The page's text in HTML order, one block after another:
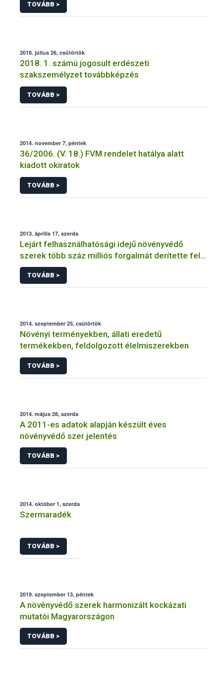
TOVÁBB >
2018. július 26, csütörtök
2018. 1. számú jogosult erdészeti
szakszemélyzet továbbképzés
TOVÁBB >
2014. november 7, péntek
36/2006. (V. 18.) FVM rendelet hatálya alatt
kiadott okiratok
TOVÁBB >
2013. április 17, szerda
Lejárt felhasználhatósági idejű növényvédő
szerek több száz milliós forgalmát derítette fel a
NÉBIH
TOVÁBB >
2014. szeptember 25, csütörtök
Növényi terményekben, állati eredetű
termékekben, feldolgozott élelmiszerekben
TOVÁBB >
2014. május 28, szerda
A 2011-es adatok alapján készült éves
növényvédő szer jelentés
TOVÁBB >
2014. október 1, szerda
Szermaradék
TOVÁBB >
2019. szeptember 13, péntek
A növényvédő szerek harmonizált kockázati
mutatói Magyarországon
TOVÁBB >